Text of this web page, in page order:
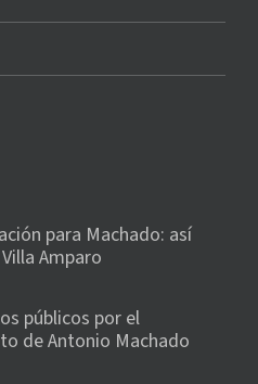
para Machado: así
Amparo
públicos por el
de Antonio Machado